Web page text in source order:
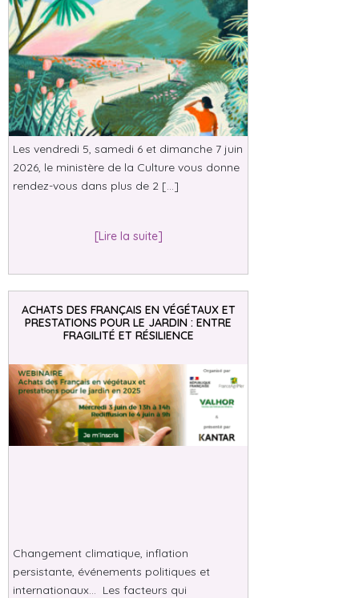
Les vendredi 5, samedi 6 et dimanche 7 juin
2026, le ministère de la Culture vous donne
rendez-vous dans plus de 2 […]
[Lire la suite]
ACHATS DES FRANÇAIS EN VÉGÉTAUX ET
PRESTATIONS POUR LE JARDIN : ENTRE
FRAGILITÉ ET RÉSILIENCE
Changement climatique, inflation
persistante, événements politiques et
internationaux… Les facteurs qui